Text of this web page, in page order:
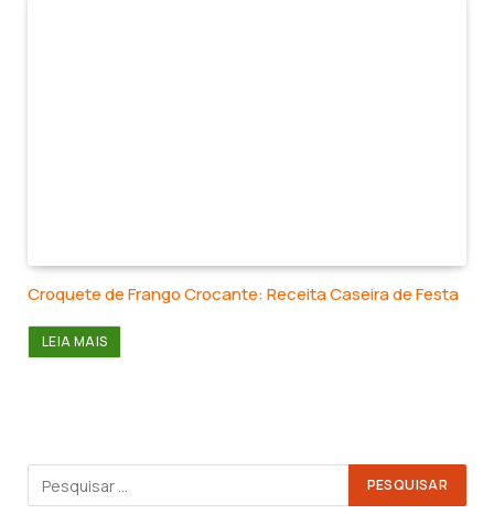
Croquete de Frango Crocante: Receita Caseira de Festa
LEIA MAIS